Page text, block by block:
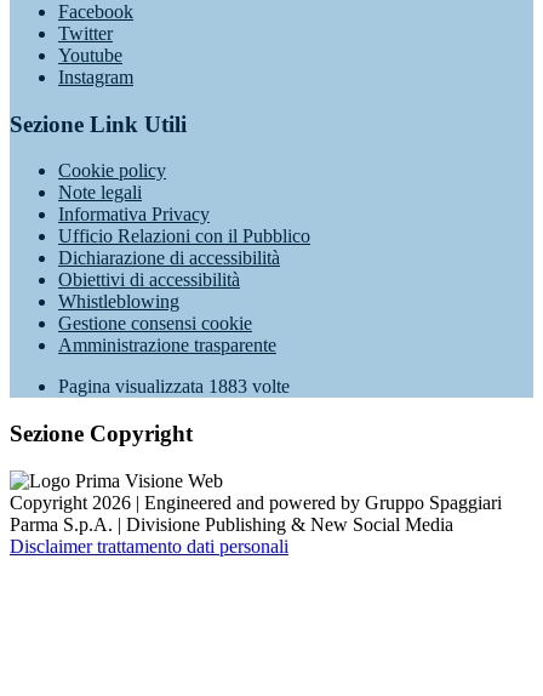
Facebook
Twitter
Youtube
Instagram
Sezione Link Utili
Cookie policy
Note legali
Informativa Privacy
Ufficio Relazioni con il Pubblico
Dichiarazione di accessibilità
Obiettivi di accessibilità
Whistleblowing
Gestione consensi cookie
Amministrazione trasparente
Pagina visualizzata 1883 volte
Sezione Copyright
Copyright 2026 | Engineered and powered by Gruppo Spaggiari
Parma S.p.A. | Divisione Publishing & New Social Media
Disclaimer trattamento dati personali